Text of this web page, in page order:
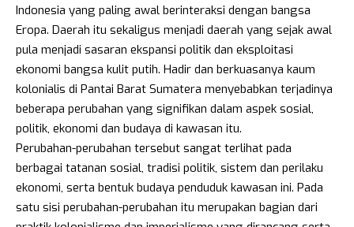
Indonesia yang paling awal berinteraksi dengan bangsa
Eropa. Daerah itu sekaligus menjadi daerah yang sejak awal
pula menjadi sasaran ekspansi politik dan eksploitasi
ekonomi bangsa kulit putih. Hadir dan berkuasanya kaum
kolonialis di Pantai Barat Sumatera menyebabkan terjadinya
beberapa perubahan yang signifikan dalam aspek sosial,
politik, ekonomi dan budaya di kawasan itu.
Perubahan-perubahan tersebut sangat terlihat pada
berbagai tatanan sosial, tradisi politik, sistem dan perilaku
ekonomi, serta bentuk budaya penduduk kawasan ini. Pada
satu sisi perubahan-perubahan itu merupakan bagian dari